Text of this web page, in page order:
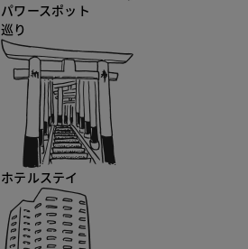
パワースポット
巡り
ホテルステイ